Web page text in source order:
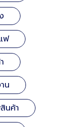
ฟ
น
นค้า